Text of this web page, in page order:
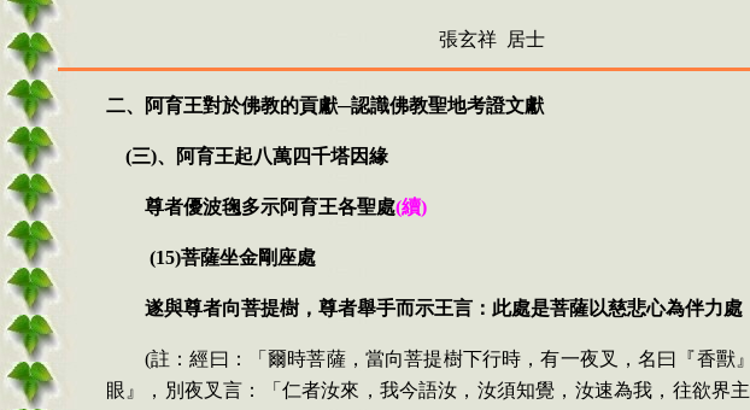
張玄祥 居士
二、阿育王對於佛教的貢獻─認識佛教聖地考證文獻
(三)、 阿育王起八萬四千塔因緣
尊者優波毱多示阿育王各聖處(續)
(15)菩薩坐金剛座處
遂與尊者向菩提樹，尊者舉手而示王言 ： 此處是菩薩以慈悲心為伴力
(註：經曰：「爾時菩薩， 當向菩提樹下行時 ，有一夜叉 ，名曰『香獸』
眼』
， 別夜叉言：「仁者汝來 ， 我今語汝 ， 汝須知覺 ， 汝速為我 ， 往欲界